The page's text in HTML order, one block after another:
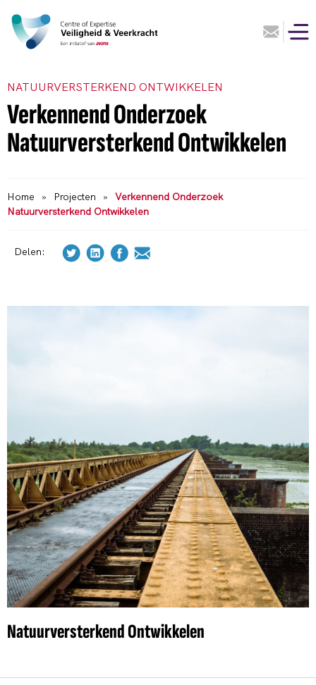
NATUURVERSTERKEND ONTWIKKELEN
Verkennend Onderzoek
Natuurversterkend Ontwikkelen
Home » Projecten »
Verkennend Onderzoek
Natuurversterkend Ontwikkelen
Delen:
Natuurversterkend Ontwikkelen